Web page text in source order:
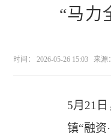
“马力
时间： 2026-05-26 15:03 来源
5月21
镇“融资